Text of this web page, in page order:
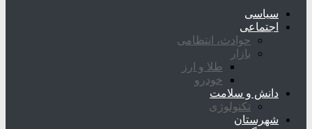
سیاسی
اجتماعی
حوادث، انتظامی
بازار
طلا و ارز
خودرو
دانش و سلامت
تکنولوژی
شهرستان